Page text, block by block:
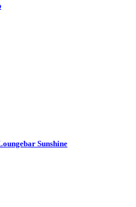
Sunshine